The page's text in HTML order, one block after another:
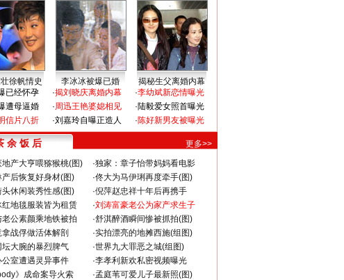
徐帆情史 李冰冰被爆已婚
揭秘生父离婚内幕
已经怀孕
遭母逼婚
信片八折
·揭刘晓庆离婚内幕
·周迅王艳婆媳相见
·刘嘉玲自曝正造人
·李幼斌新恋情曝光
·陆毅爱女照首曝光
·陈好新男友被曝光
余 饭 后
更多>>
地产大亨喂猕猴桃(图) ·独家：章子怡带妈妈看电影
产后恢复好身材(图) ·佟大为马伊琍再度牵手(图)
头休闲装秀性感(图) ·倪萍赵忠祥十年后再携手
红地毯服装皆为租赁 ·刘涛富豪老公为家产求生子
老公素颜乘地铁被拍 ·舒淇醉酒瞬间惨被抓拍(图)
拿战俘做活体解剖 ·实拍漂亮的地摊西施(组图)
坛大腕的暴烈脾气 ·世界九大罪恶之城(组图)
公室遭遇灵异事件 ·李孝利新欢私密视频曝光
》成命案导火索 ·孟庭苇可爱儿子最新照(图)